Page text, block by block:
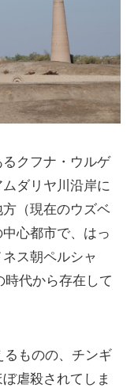
クフナ・ウルゲ
ダリヤ川沿岸に
（現在のウズベ
心都市で、はっ
ス朝ペルシャ
時代から存在して
るものの、チンギ
虐殺されてしま